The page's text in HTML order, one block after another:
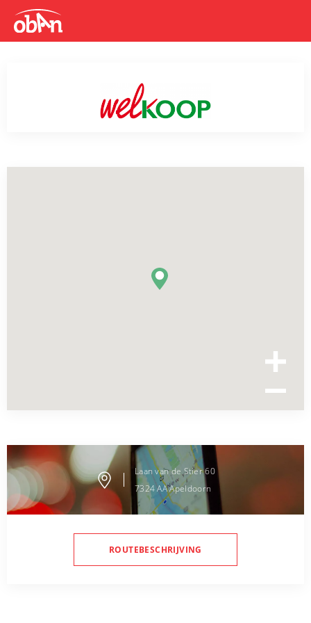
Laan van de Stier60
7324 AAApeldoorn
ROUTEBESCHRIJVING